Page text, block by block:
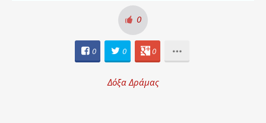
0
0 0 0
Δόξα Δράμας